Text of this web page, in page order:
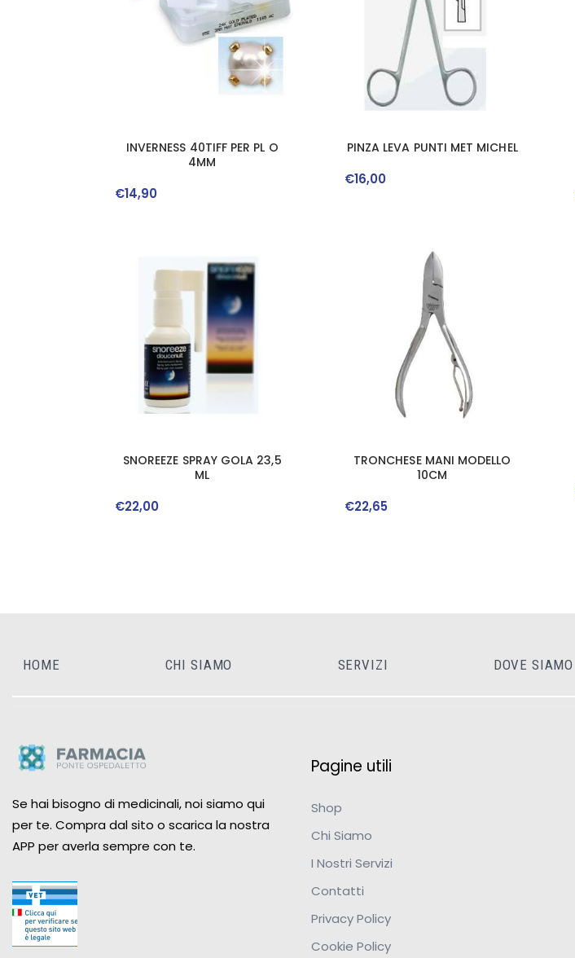
INVERNESS 40TIFF PER PL O
4MM
€14,90
PINZA LEVA PUNTI MET MICHEL
€16,00
SNOREEZE SPRAY GOLA 23,5
ML
€22,00
TRONCHESE MANI MODELLO
10CM
€22,65
HOME CHI SIAMO SERVIZI DOVE SIAMO
Se hai bisogno di medicinali, noi siamo qui
per te. Compra dal sito o scarica la nostra
APP per averla sempre con te.
Pagine utili
Shop
Chi Siamo
I Nostri Servizi
Contatti
Privacy Policy
Cookie Policy